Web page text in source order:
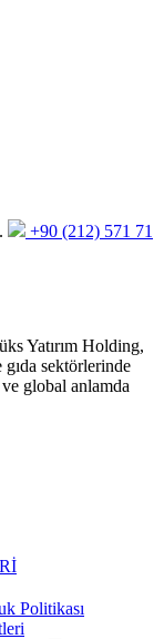
+90 (212) 571 71
Yatırım Holding,
sektörlerinde
global anlamda
Politikası